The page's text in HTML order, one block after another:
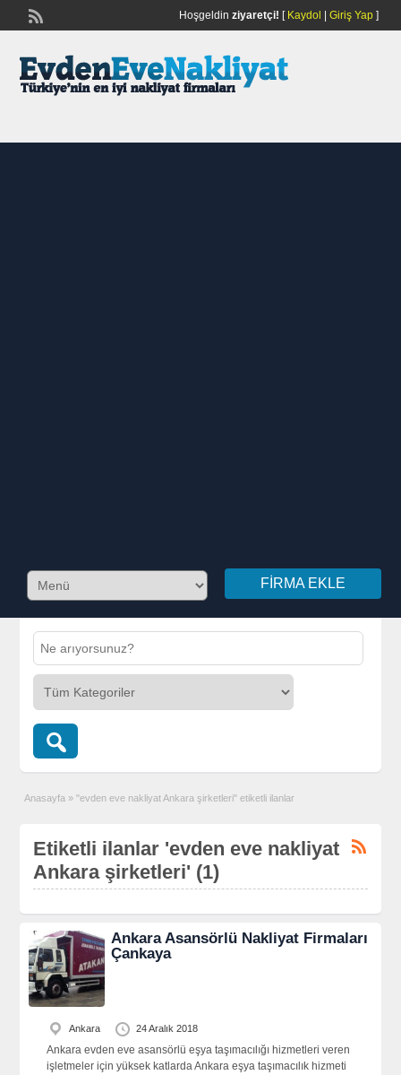
Hoşgeldin ziyaretçi! [ Kaydol Giriş Yap]
FIRMA EKLE
Anasayfa » "evden eve nakliyat Ankara şirketleri" etiketli ilanlar
Etiketli ilanlar 'evden eve nakliyat
Ankara şirketleri' (1)
Ankara Asansörlü Nakliyat Firmaları
Çankaya
Ankara 24 Aralık 2018
Ankara evden eve asansörlü eşya taşımacılığı hizmetleri veren
işletmeler için yüksek katlarda Ankara eşya taşımacılık hizmeti